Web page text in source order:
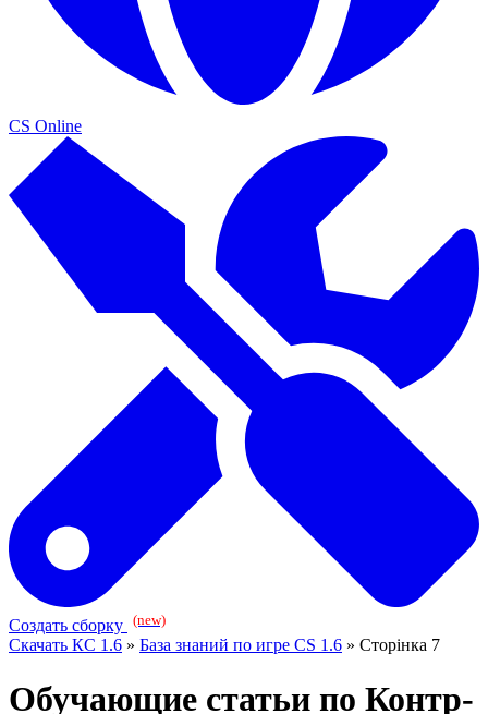
CS Online
Создать сборку (new)
Скачать КС 1.6 » База знаний по игре CS 1.6 » Сторінка 7
Обучающие статьи по Контр-